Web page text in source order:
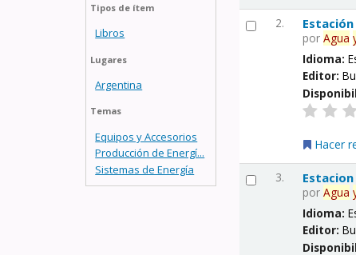
Tipos de ítem
Libros
Lugares
Argentina
Temas
Equipos y Accesorios
Producción de Energí...
Sistemas de Energía
2.
porAgua
Idioma:
Editor:
Hacer
3.
porAgua
Idioma:
Editor: